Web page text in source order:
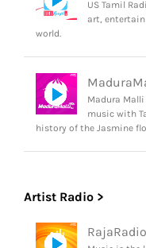
US Tamil
art,
world.
Madura
music with
history of the Jasmine
Artist Radio >
RajaRadio